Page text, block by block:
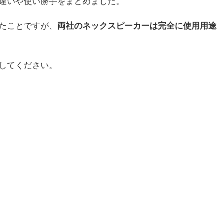
ことですが、 両社のネックスピーカーは完全に使用用途
てください。